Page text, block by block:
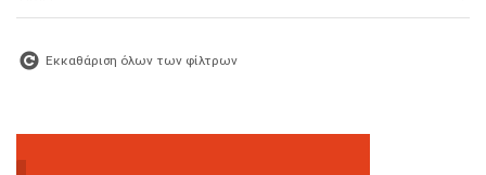
Εκκαθάριση όλων των φίλτρων